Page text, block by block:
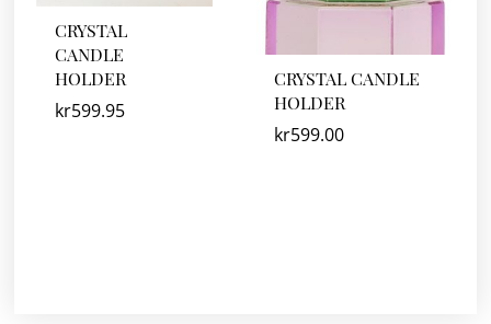
CRYSTAL
CANDLE
HOLDER
kr599.95
CRYSTAL CANDLE
HOLDER
kr599.00